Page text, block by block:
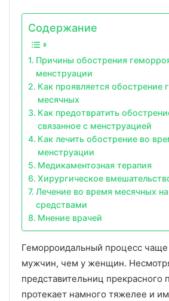
Содержание
Причины обострения
менструации
Как проявляется обострение
месячных
Как предотвратить
связанное с менструацией
Как лечить обострение во
менструации
Медикаментозная терапия
Хирургическое
Лечение во время месячных
средствами
Мнение врачей
Геморроидальный процесс чаще
мужчин, чем у женщин.
представительниц прекрасного
протекает намного тяжелее и